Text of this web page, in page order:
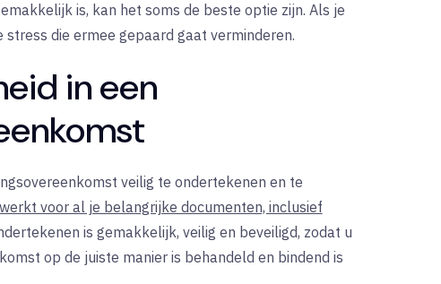
is, kan het soms de beste optie zijn. Als je
die ermee gepaard gaat verminderen.
in een
veilig te ondertekenen en te
voor al je belangrijke documenten, inclusief
is gemakkelijk, veilig en beveiligd, zodat u
op de juiste manier is behandeld en bindend is